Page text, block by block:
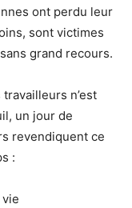
ont perdu leur
sont victimes
grand recours.
n’est
un jour de
revendiquent ce
: